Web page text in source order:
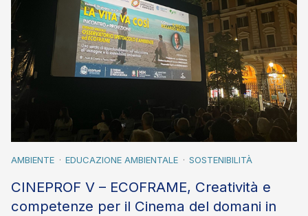
AMBIENTE EDUCAZIONE AMBIENTALE SOSTENIBILITÀ
CINEPROF V – ECOFRAME, Creatività e
competenze per il Cinema del domani in